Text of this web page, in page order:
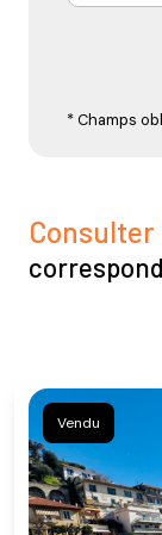
* Champs
Vendu